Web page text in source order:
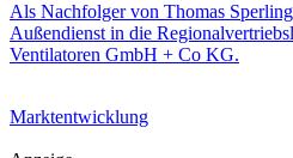
Als Nachfolger von Thomas
Außendienst in die
Ventilatoren GmbH + Co KG.
Marktentwicklung